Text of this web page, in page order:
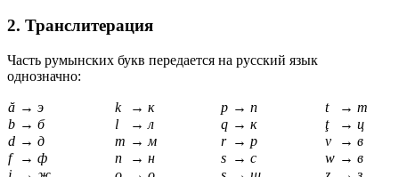
2. Транслитерация
Часть румынских букв передается на русский язык
однозначно:
ă → э k → к p → п t → т
b → б l → л q → к ţ → ц
d → д m → м r → р v → в
f
→ ф n → н s → с w → в